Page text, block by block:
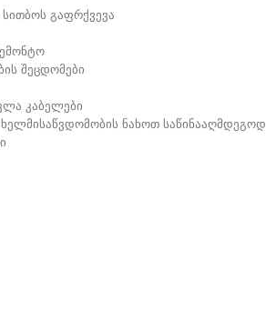
სითბოს გაფრქვევა
შეცდომები
კაბელები
ნახოთ საწინააღმდეგოდ